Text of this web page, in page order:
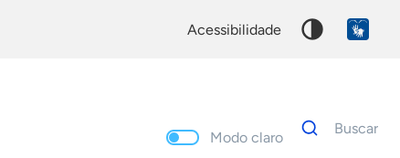
acessibilidade
Modo claro
Dados
para
Buscar